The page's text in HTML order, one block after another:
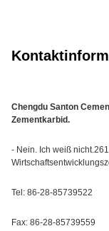
Chengdu Santon
Zementkarbid.
- Nein. Ich weiß
Tel: 86-28-85739522
Fax: 86-28-85739559